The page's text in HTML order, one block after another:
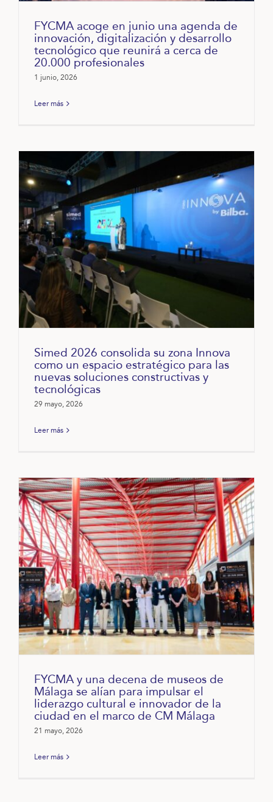
FYCMA acoge en junio una agenda de
innovación, digitalización y desarrollo
tecnológico que reunirá a cerca de
20.000 profesionales
1 junio, 2026
Leer más
Simed 2026 consolida su zona Innova
como un espacio estratégico para las
nuevas soluciones constructivas y
tecnológicas
29 mayo, 2026
Leer más
FYCMA y una decena de museos de
Málaga se alían para impulsar el
liderazgo cultural e innovador de la
ciudad en el marco de CM Málaga
21 mayo, 2026
Leer más